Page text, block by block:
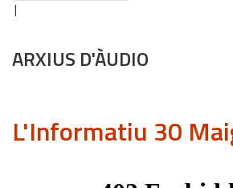
ARXIUS D'ÀUDIO
L'Informatiu 30